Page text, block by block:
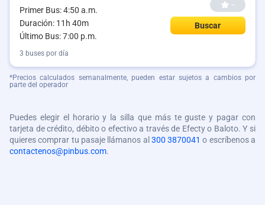
Primer Bus: 4:50 a.m.
Duración: 11h 40m
Último Bus: 7:00 p.m.
--
Buscar
3 buses por día
*Precios calculados semanalmente, pueden estar sujetos a cambios por
parte del operador
Puedes elegir el horario y la silla que más te guste y pagar con
tarjeta de crédito, débito o efectivo a través de Efecty o Baloto. Y si
quieres comprar tu pasaje llámanos al 300 3870041 o escríbenos a
contactenos@pinbus.com.